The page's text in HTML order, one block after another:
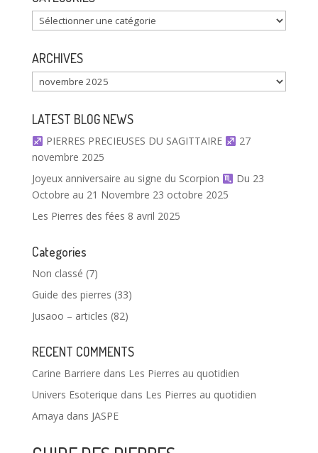
ARCHIVES
LATEST BLOG NEWS
PIERRES PRECIEUSES DU SAGITTAIRE
27
novembre 2025
Joyeux anniversaire au signe du Scorpion
Du 23
Octobre au 21 Novembre 23 octobre 2025
Les Pierres des fées 8 avril 2025
Categories
Non classé (7)
Guide des pierres (33)
Jusaoo – articles (82)
RECENT COMMENTS
Carine Barriere dans Les Pierres au quotidien
Univers Esoterique dans Les Pierres au quotidien
Amaya dans JASPE